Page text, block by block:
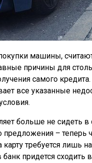
машины,
причины для
самого
все указанные
больше не сидеть
– теперь
карту требуется лишь
придется сходить